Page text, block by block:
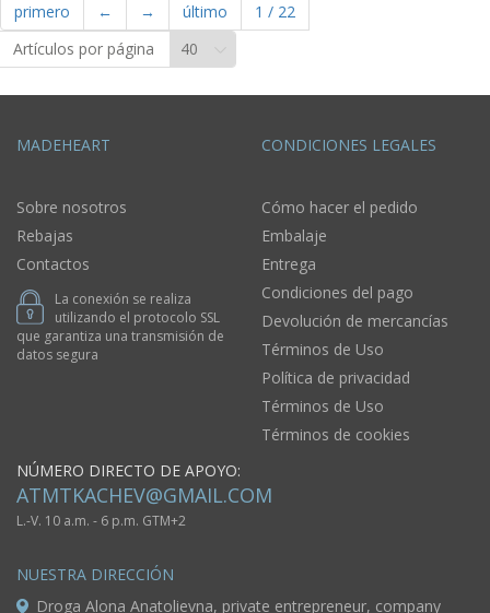
primero ← → último 1 / 22
Artículos por página
MADEHEART
Sobre nosotros
Rebajas
Contactos
La conexión se realiza
utilizando el protocolo SSL
que garantiza una transmisión de
datos segura
CONDICIONES LEGALES
Cómo hacer el pedido
Embalaje
Entrega
Condiciones del pago
Devolución de mercancías
Términos de Uso
Política de privacidad
Términos de Uso
Términos de cookies
NÚMERO DIRECTO DE APOYO:
ATMTKACHEV@GMAIL.COM
L.-V. 10 a.m. - 6 p.m. GTM+2
NUESTRA DIRECCIÓN
Droga Alona Anatolievna, private entrepreneur, company